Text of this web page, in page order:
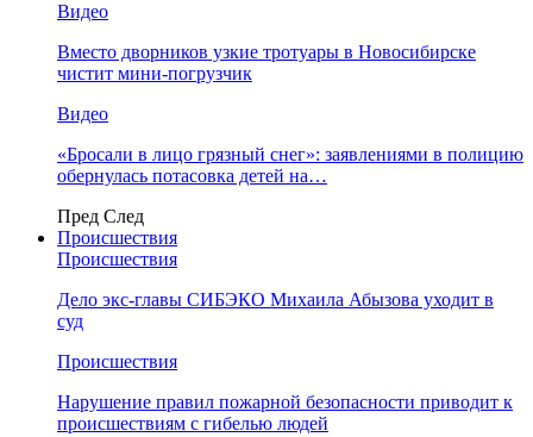
Видео
Вместо дворников узкие тротуары в Новосибирске
чистит мини-погрузчик
Видео
«Бросали в лицо грязный снег»: заявлениями в полицию
обернулась потасовка детей на…
Пред След
Происшествия
Происшествия
Дело экс-главы СИБЭКО Михаила Абызова уходит в
суд
Происшествия
Нарушение правил пожарной безопасности приводит к
происшествиям с гибелью людей